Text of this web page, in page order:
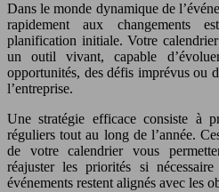
Dans le monde dynamique de
rapidement aux changements
planification initiale. Votre
un outil vivant, capable
opportunités, des défis imprévus ou
l’entreprise.
Une stratégie efficace consiste à
réguliers tout au long de l’année.
de votre calendrier vous
réajuster les priorités si
événements restent alignés avec les